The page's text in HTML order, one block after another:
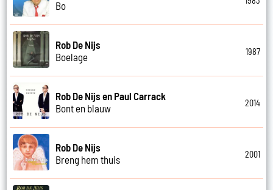
Bo
Rob De Nijs
Boelage
1987
Rob De Nijs en Paul Carrack
Bont en blauw
2014
Rob De Nijs
Breng hem thuis
2001